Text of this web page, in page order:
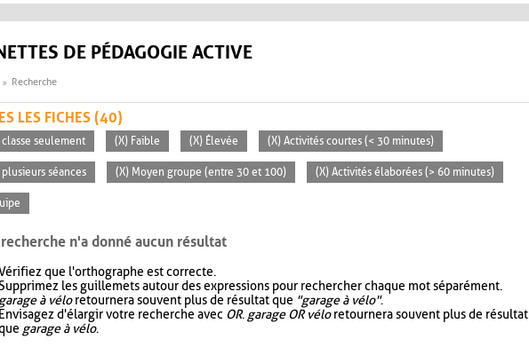
DE PÉDAGOGIE ACTIVE
Recherche
LES FICHES (40)
classe seulement (X) Faible (X) Élevée (X) Activités courtes (< 30 minutes)
plusieurs séances (X) Moyen groupe (entre 30 et 100) (X) Activités élaborées (> 60 minutes)
n'a donné aucun résultat
que l'orthographe est correcte.
les guillemets autour des expressions pour rechercher chaque mot séparément.
garage à véloretournera souvent plus de résultat que "garage à vélo".
Envisagez d'élargir votre recherche avec OR. garage OR véloretournera souvent plus de résultat
garage à vélo.